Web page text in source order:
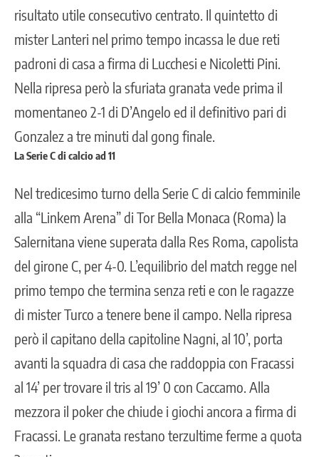
risultato utile consecutivo centrato. Il quintetto di
mister Lanteri nel primo tempo incassa le due reti
padroni di casa a firma di Lucchesi e Nicoletti Pini.
Nella ripresa però la sfuriata granata vede prima il
momentaneo 2-1 di D’Angelo ed il definitivo pari di
Gonzalez a tre minuti dal gong finale.
La Serie C di calcio ad 11
Nel tredicesimo turno della Serie C di calcio femminile
alla “Linkem Arena” di Tor Bella Monaca (Roma) la
Salernitana viene superata dalla Res Roma, capolista
del girone C, per 4-0. L’equilibrio del match regge nel
primo tempo che termina senza reti e con le ragazze
di mister Turco a tenere bene il campo. Nella ripresa
però il capitano della capitoline Nagni, al 10’, porta
avanti la squadra di casa che raddoppia con Fracassi
al 14’ per trovare il tris al 19’ 0 con Caccamo. Alla
mezzora il poker che chiude i giochi ancora a firma di
Fracassi. Le granata restano terzultime ferme a quota